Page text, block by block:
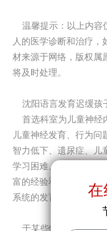
温馨提示：以上内容
人的医学诊断和治疗，
材来源于网络，版权属
将及时处理。
沈阳语言发育迟缓孩
首选科室为儿童神经
儿童神经发育、行为问
智力低下、遗尿症、儿
学习困难、自闭症、精
富的经验和专业知识。
系统的发育和疾病，如
于某些特定问题，也
在